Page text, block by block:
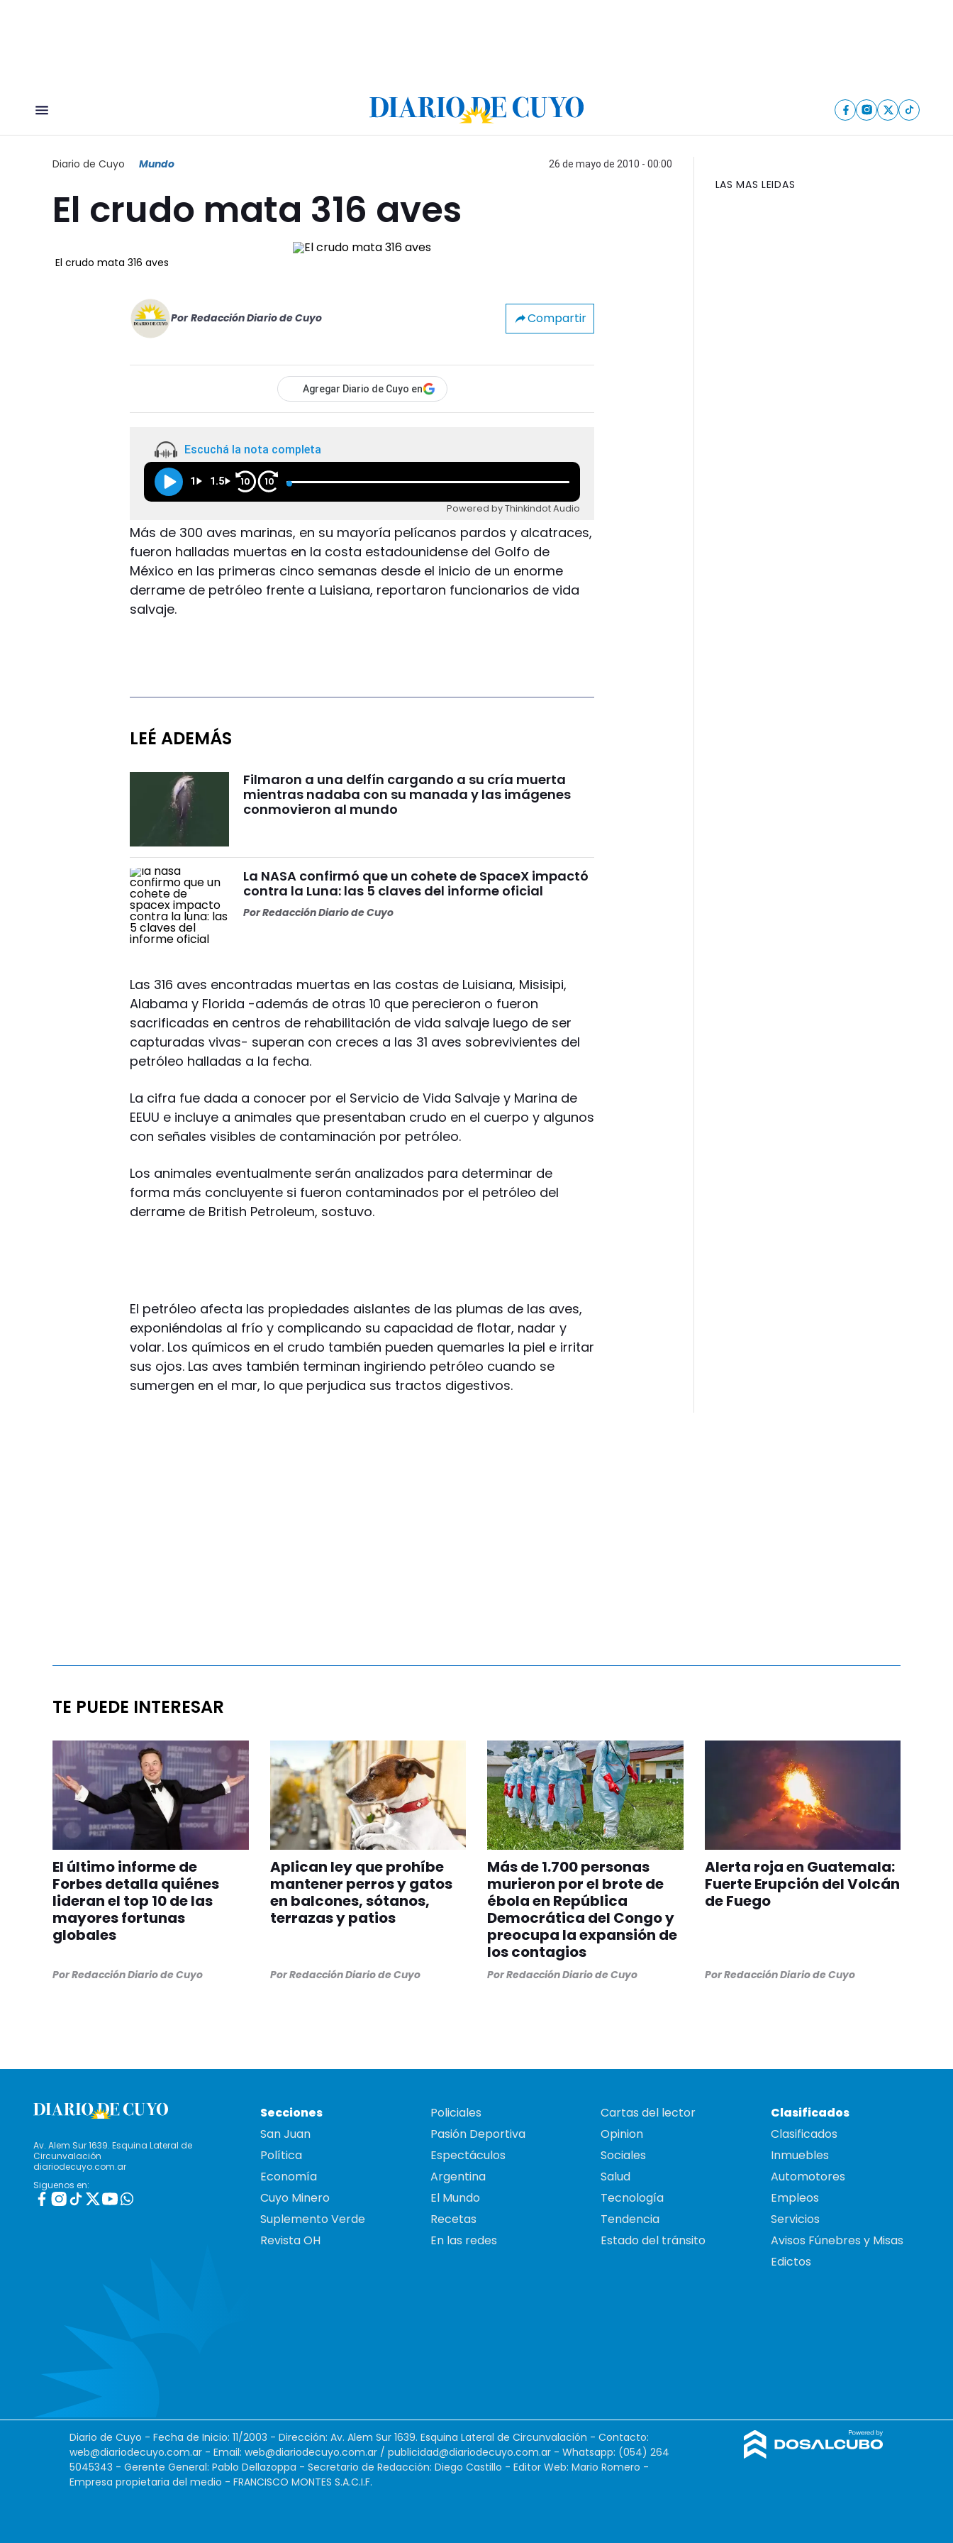
Diario de Cuyo Mundo 26 de mayo de 2010 - 00:00
El crudo mata 316 aves
El crudo mata 316 aves
Por Redacción Diario de Cuyo Compartir
Agregar Diario de Cuyo en
Escuchá la nota completa
1 1.5 10 10
Powered by Thinkindot Audio
Más de 300 aves marinas, en su mayoría pelícanos pardos y alcatraces,
fueron halladas muertas en la costa estadounidense del Golfo de
México en las primeras cinco semanas desde el inicio de un enorme
derrame de petróleo frente a Luisiana, reportaron funcionarios de vida
salvaje.
LEÉ ADEMÁS
Filmaron a una delfín cargando a su cría muerta
mientras nadaba con su manada y las imágenes
conmovieron al mundo
La NASA confirmó que un cohete de SpaceX impactó
contra la Luna: las 5 claves del informe oficial
PorRedacción Diario de Cuyo
Las 316 aves encontradas muertas en las costas de Luisiana, Misisipi,
Alabama y Florida -además de otras 10 que perecieron o fueron
sacrificadas en centros de rehabilitación de vida salvaje luego de ser
capturadas vivas- superan con creces a las 31 aves sobrevivientes del
petróleo halladas a la fecha.
La cifra fue dada a conocer por el Servicio de Vida Salvaje y Marina de
EEUU e incluye a animales que presentaban crudo en el cuerpo y algunos
con señales visibles de contaminación por petróleo.
Los animales eventualmente serán analizados para determinar de
forma más concluyente si fueron contaminados por el petróleo del
derrame de British Petroleum, sostuvo.
El petróleo afecta las propiedades aislantes de las plumas de las aves,
exponiéndolas al frío y complicando su capacidad de flotar, nadar y
volar. Los químicos en el crudo también pueden quemarles la piel e irritar
sus ojos. Las aves también terminan ingiriendo petróleo cuando se
sumergen en el mar, lo que perjudica sus tractos digestivos.
LAS MAS LEIDAS
TE PUEDE INTERESAR
El último informe de
Forbes detalla quiénes
lideran el top 10 de las
mayores fortunas
globales
PorRedacción Diario de Cuyo
Aplican ley que prohíbe
mantener perros y gatos
en balcones, sótanos,
terrazas y patios
PorRedacción Diario de Cuyo
Más de 1.700 personas
murieron por el brote de
ébola en República
Democrática del Congo y
preocupa la expansión de
los contagios
PorRedacción Diario de Cuyo
Alerta roja en Guatemala:
Fuerte Erupción del Volcán
de Fuego
PorRedacción Diario de Cuyo
Av. Alem Sur 1639. Esquina Lateral de
Circunvalación
diariodecuyo.com.ar
Siguenos en:
Secciones
San Juan
Política
Economía
Cuyo Minero
Suplemento Verde
Revista OH
Policiales
Pasión Deportiva
Espectáculos
Argentina
El Mundo
Recetas
En las redes
Cartas del lector
Opinion
Sociales
Salud
Tecnología
Tendencia
Estado del tránsito
Clasificados
Clasificados
Inmuebles
Automotores
Empleos
Servicios
Avisos Fúnebres y Misas
Edictos
Diario de Cuyo - Fecha de Inicio: 11/2003 - Dirección: Av. Alem Sur 1639. Esquina Lateral de Circunvalación - Contacto:
web@diariodecuyo.com.ar - Email: web@diariodecuyo.com.ar / publicidad@diariodecuyo.com.ar - Whatsapp: (054) 264
5045343 - Gerente General: Pablo Dellazoppa - Secretario de Redacción: Diego Castillo - Editor Web: Mario Romero -
Empresa propietaria del medio - FRANCISCO MONTES S.A.C.I.F.